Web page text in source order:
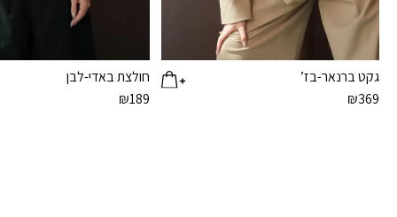
גקט ברנאר-בז’
₪369
חולצת באדי-לבן
₪189